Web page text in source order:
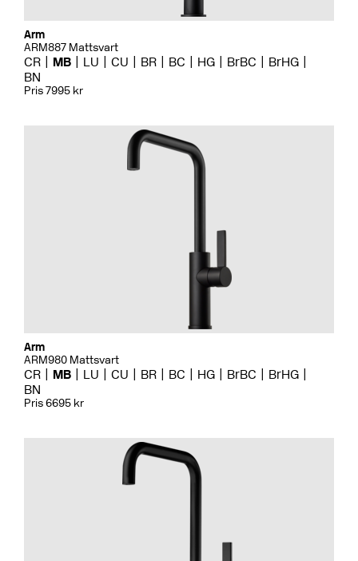
Arm
ARM887 Mattsvart
CR MB LU CU BR BC HG BrBC
BrHG
BN
Pris 7995 kr
Arm
ARM980 Mattsvart
CR MB LU CU BR BC HG BrBC
BrHG
BN
Pris 6695 kr